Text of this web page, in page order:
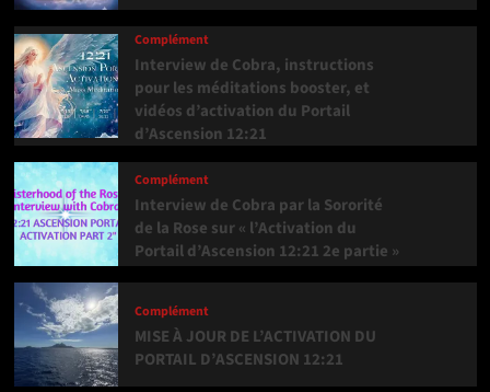
Complément
Interview de Cobra, instructions
pour les méditations booster, et
vidéos d’activation du Portail
d’Ascension 12:21
Complément
Interview de Cobra par la Sororité
de la Rose sur « l’Activation du
Portail d’Ascension 12:21 2e partie »
Complément
MISE À JOUR DE L’ACTIVATION DU
PORTAIL D’ASCENSION 12:21